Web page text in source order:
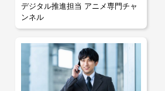
デジタル推進担当 アニメ専門チャ
ンネル